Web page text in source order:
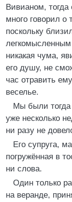
Вивианом,
много говорил о
поскольку
никакая чума,
его душу, не
час отравить
веселье.
Мы были тогда
уже несколько
ни разу не
Его супруга,
погружённая в
ни слова.
Один только
на веранде,